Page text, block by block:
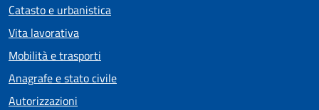
Catasto e urbanistica
Vita lavorativa
Mobilità e trasporti
Anagrafe e stato civile
Autorizzazioni